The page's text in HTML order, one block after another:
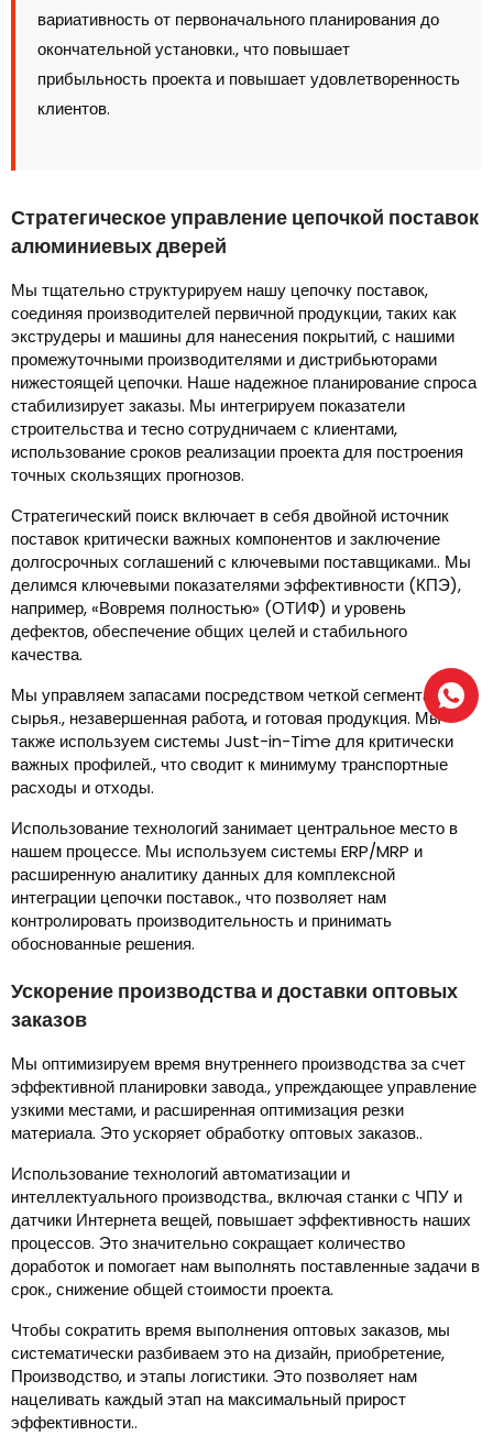
вариативность от первоначального планирования до
окончательной установки., что повышает
прибыльность проекта и повышает удовлетворенность
клиентов.
Стратегическое управление цепочкой поставок
алюминиевых дверей
Мы тщательно структурируем нашу цепочку поставок,
соединяя производителей первичной продукции, таких как
экструдеры и машины для нанесения покрытий, с нашими
промежуточными производителями и дистрибьюторами
нижестоящей цепочки. Наше надежное планирование спроса
стабилизирует заказы. Мы интегрируем показатели
строительства и тесно сотрудничаем с клиентами,
использование сроков реализации проекта для построения
точных скользящих прогнозов.
Стратегический поиск включает в себя двойной источник
поставок критически важных компонентов и заключение
долгосрочных соглашений с ключевыми поставщиками.. Мы
делимся ключевыми показателями эффективности (КПЭ),
например, «Вовремя полностью» (ОТИФ) и уровень
дефектов, обеспечение общих целей и стабильного
качества.
Мы управляем запасами посредством четкой сегментации
сырья., незавершенная работа, и готовая продукция. Мы
также используем системы Just-in-Time для критически
важных профилей., что сводит к минимуму транспортные
расходы и отходы.
Использование технологий занимает центральное место в
нашем процессе. Мы используем системы ERP/MRP и
расширенную аналитику данных для комплексной
интеграции цепочки поставок., что позволяет нам
контролировать производительность и принимать
обоснованные решения.
Ускорение производства и доставки оптовых
заказов
Мы оптимизируем время внутреннего производства за счет
эффективной планировки завода., упреждающее управление
узкими местами, и расширенная оптимизация резки
материала. Это ускоряет обработку оптовых заказов..
Использование технологий автоматизации и
интеллектуального производства., включая станки с ЧПУ и
датчики Интернета вещей, повышает эффективность наших
процессов. Это значительно сокращает количество
доработок и помогает нам выполнять поставленные задачи в
срок., снижение общей стоимости проекта.
Чтобы сократить время выполнения оптовых заказов, мы
систематически разбиваем это на дизайн, приобретение,
Производство, и этапы логистики. Это позволяет нам
нацеливать каждый этап на максимальный прирост
эффективности..